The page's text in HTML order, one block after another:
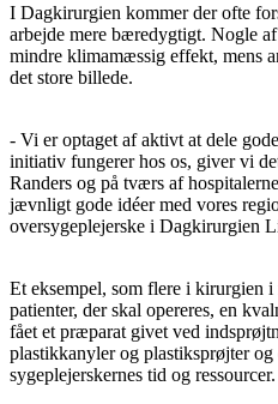
I Dagkirurgien kommer der ofte
arbejde mere bæredygtigt. Nogle
mindre klimamæssig effekt, mens
det store billede.
- Vi er optaget af aktivt at dele
initiativ fungerer hos os, giver vi
Randers og på tværs af
jævnligt gode idéer med vores
oversygeplejerske i Dagkirurgien
Et eksempel, som flere i kirurgien
patienter, der skal opereres, en
fået et præparat givet ved
plastikkanyler og plastiksprøjter og
sygeplejerskernes tid og ressourcer.